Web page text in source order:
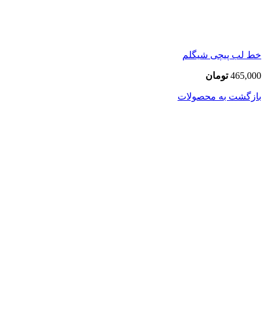
خط لب پیچی شیگلم
465,000 تومان
بازگشت به محصولات